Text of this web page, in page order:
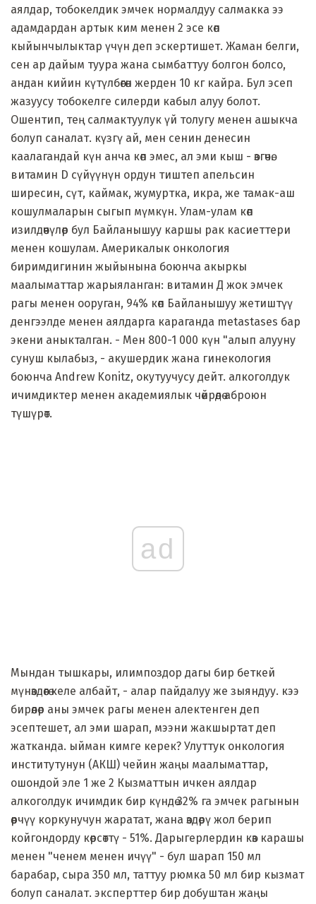
аялдар, тобокелдик эмчек нормалдуу салмакка ээ
адамдардан артык ким менен 2 эсе көп
кыйынчылыктар үчүн деп эскертишет. Жаман белги,
сен ар дайым туура жана сымбаттуу болгон болсо,
андан кийин күтүлбөгөн жерден 10 кг кайра. Бул эсеп
жазуусу тобокелге силерди кабыл алуу болот.
Ошентип, тең салмактуулук үй толугу менен ашыкча
болуп саналат. күзгү ай, мен сенин денесин
каалагандай күн анча көп эмес, ал эми кыш - өзгөчө.
витамин D сүйүүнүн ордун тиштеп апельсин
ширесин, сүт, каймак, жумуртка, икра, же тамак-аш
кошулмаларын сыгып мүмкүн. Улам-улам көп
изилдөөчүлөр бул Байланышуу каршы рак касиеттери
менен кошулам. Америкалык онкология
биримдигинин жыйынына боюнча акыркы
маалыматтар жарыяланган: витамин Д жок эмчек
рагы менен ооруган, 94% көп Байланышуу жетиштүү
денгээлде менен аялдарга караганда metastases бар
экени аныкталган. - Мен 800-1 000 күн "алып алууну
сунуш кылабыз, - акушердик жана гинекология
боюнча Andrew Konitz, окутуучусу дейт. алкоголдук
ичимдиктер менен академиялык чөйрөдө аброюн
түшүрөт.
ad
Мындан тышкары, илимпоздор дагы бир беткей
мүнөздөөгө келе албайт, - алар пайдалуу же зыяндуу. кээ
бирөөлөр аны эмчек рагы менен алектенген деп
эсептешет, ал эми шарап, мээни жакшыртат деп
жатканда. ыйман кимге керек? Улуттук онкология
институтунун (АКШ) чейин жаңы маалыматтар,
ошондой эле 1 же 2 Кызматтын ичкен аялдар
алкоголдук ичимдик бир күндө 32% га эмчек рагынын
өөрчүү коркунучун жаратат, жана өздөрү жол берип
койгондорду көрсөттү - 51%. Дарыгерлердин көз карашы
менен "ченем менен ичүү" - бул шарап 150 мл
барабар, сыра 350 мл, таттуу рюмка 50 мл бир кызмат
болуп саналат. эксперттер бир добуштан жаңы